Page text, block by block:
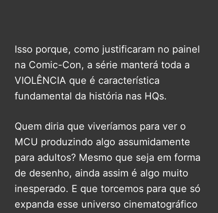
Isso porque, como justificaram no painel
na Comic-Con, a série manterá toda a
VIOLÊNCIA que é característica
fundamental da história nas HQs.
Quem diria que viveríamos para ver o
MCU produzindo algo assumidamente
para adultos? Mesmo que seja em forma
de desenho, ainda assim é algo muito
inesperado. E que torcemos para que só
expanda esse universo cinematográfico